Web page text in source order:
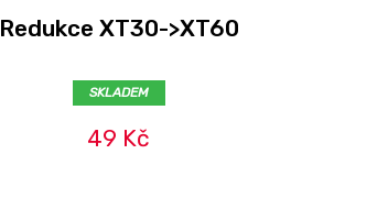
Redukce XT30->XT60
SKLADEM
49 Kč